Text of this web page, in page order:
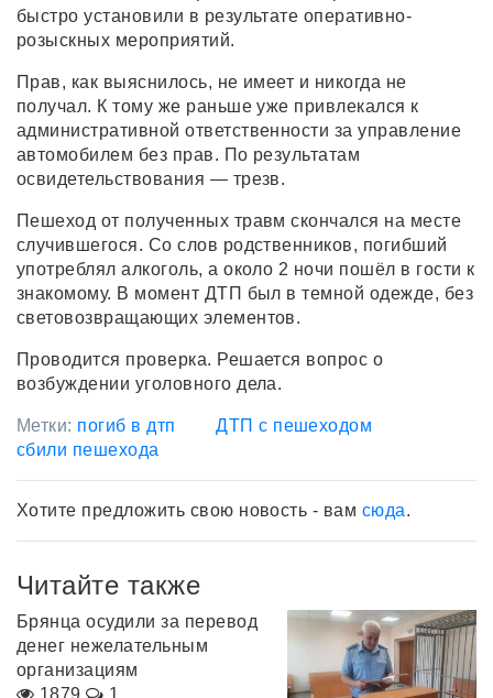
быстро установили в результате оперативно-
розыскных мероприятий.
Прав, как выяснилось, не имеет и никогда не
получал. К тому же раньше уже привлекался к
административной ответственности за управление
автомобилем без прав. По результатам
освидетельствования — трезв.
Пешеход от полученных травм скончался на месте
случившегося. Со слов родственников, погибший
употреблял алкоголь, а около 2 ночи пошёл в гости к
знакомому. В момент ДТП был в темной одежде, без
световозвращающих элементов.
Проводится проверка. Решается вопрос о
возбуждении уголовного дела.
Метки: погиб в дтп
ДТП с пешеходом
сбили пешехода
Хотите предложить свою новость - вам сюда.
Читайте также
Брянца осудили за перевод
денег нежелательным
организациям
1879
1